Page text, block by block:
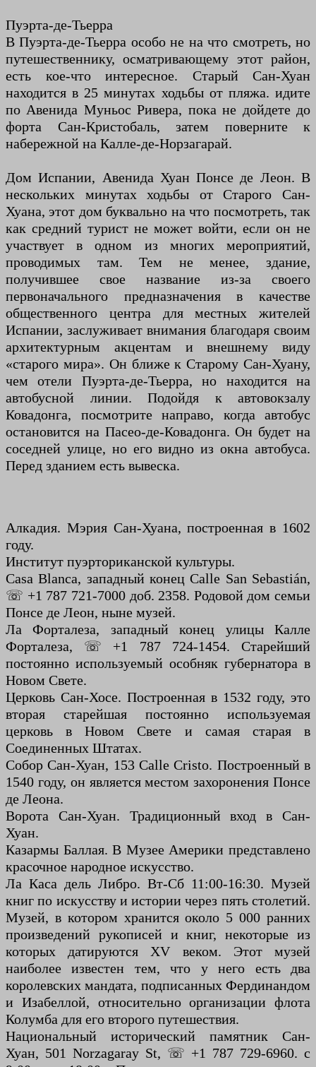
Пуэрта-де-Тьерра
В Пуэрта-де-Тьерра особо не на что смотреть, но
путешественнику, осматривающему этот район,
есть кое-что интересное. Старый Сан-Хуан
находится в 25 минутах ходьбы от пляжа. идите
по Авенида Муньос Ривера, пока не дойдете до
форта Сан-Кристобаль, затем поверните к
набережной на Калле-де-Норзагарай.
Дом Испании, Авенида Хуан Понсе де Леон. В
нескольких минутах ходьбы от Старого Сан-
Хуана, этот дом буквально на что посмотреть, так
как средний турист не может войти, если он не
участвует в одном из многих мероприятий,
проводимых там. Тем не менее, здание,
получившее свое название из-за своего
первоначального предназначения в качестве
общественного центра для местных жителей
Испании, заслуживает внимания благодаря своим
архитектурным акцентам и внешнему виду
«старого мира». Он ближе к Старому Сан-Хуану,
чем отели Пуэрта-де-Тьерра, но находится на
автобусной линии. Подойдя к автовокзалу
Ковадонга, посмотрите направо, когда автобус
остановится на Пасео-де-Ковадонга. Он будет на
соседней улице, но его видно из окна автобуса.
Перед зданием есть вывеска.
Алкадия. Мэрия Сан-Хуана, построенная в 1602
году.
Институт пуэрториканской культуры.
Casa Blanca, западный конец Calle San Sebastián,
☏ +1 787 721-7000 доб. 2358. Родовой дом семьи
Понсе де Леон, ныне музей.
Ла Форталеза, западный конец улицы Калле
Форталеза, ☏ +1 787 724-1454. Старейший
постоянно используемый особняк губернатора в
Новом Свете.
Церковь Сан-Хосе. Построенная в 1532 году, это
вторая старейшая постоянно используемая
церковь в Новом Свете и самая старая в
Соединенных Штатах.
Собор Сан-Хуан, 153 Calle Cristo. Построенный в
1540 году, он является местом захоронения Понсе
де Леона.
Ворота Сан-Хуан. Традиционный вход в Сан-
Хуан.
Казармы Баллая. В Музее Америки представлено
красочное народное искусство.
Ла Каса дель Либро. Вт-Сб 11:00-16:30. Музей
книг по искусству и истории через пять столетий.
Музей, в котором хранится около 5 000 ранних
произведений рукописей и книг, некоторые из
которых датируются XV веком. Этот музей
наиболее известен тем, что у него есть два
королевских мандата, подписанных Фердинандом
и Изабеллой, относительно организации флота
Колумба для его второго путешествия.
Национальный исторический памятник Сан-
Хуан, 501 Norzagaray St, ☏ +1 787 729-6960. с